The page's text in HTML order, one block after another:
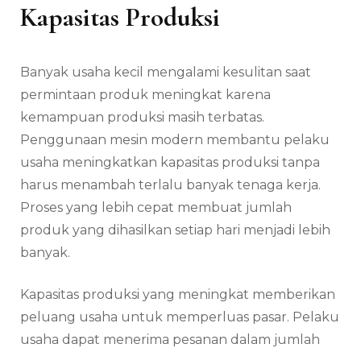
Kapasitas Produksi
Banyak usaha kecil mengalami kesulitan saat
permintaan produk meningkat karena
kemampuan produksi masih terbatas.
Penggunaan mesin modern membantu pelaku
usaha meningkatkan kapasitas produksi tanpa
harus menambah terlalu banyak tenaga kerja.
Proses yang lebih cepat membuat jumlah
produk yang dihasilkan setiap hari menjadi lebih
banyak.
Kapasitas produksi yang meningkat memberikan
peluang usaha untuk memperluas pasar. Pelaku
usaha dapat menerima pesanan dalam jumlah